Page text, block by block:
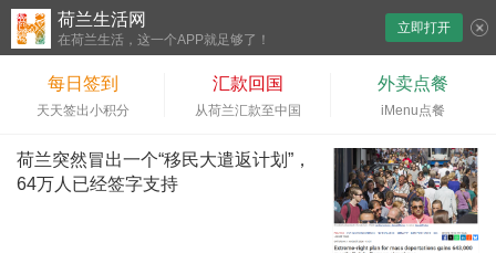
荷兰生活网
在荷兰生活，这一个APP就足够了！
立即打开
每日签到
天天签出小积分
汇款回国
从荷兰汇款至中国
外卖点餐
iMenu点餐
荷兰突然冒出一个“移民大遣返计划”，
64万人已经签字支持